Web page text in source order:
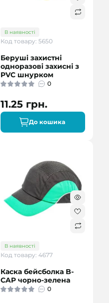
В наявності
Код товару: 5650
Беруші захистні
одноразові захисні з
PVC шнурком
0
11.25 грн.
До кошика
В наявності
Код товару: 4677
Каска бейсболка B-
CAP чорно-зелена
0